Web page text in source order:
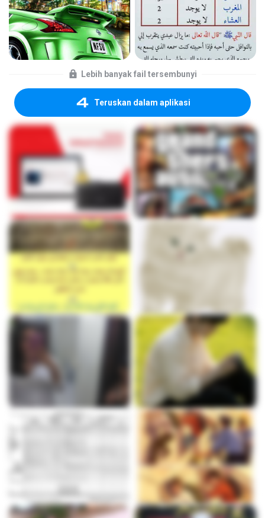
Lebih banyak fail tersembunyi
Teruskan dalam aplikasi